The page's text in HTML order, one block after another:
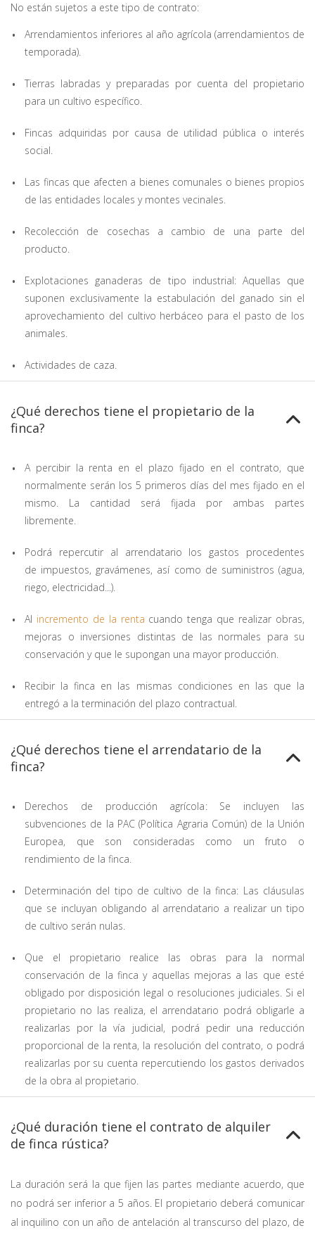
No están sujetos a este tipo de contrato:
Arrendamientos inferiores al año agrícola (arrendamientos de
temporada).
Tierras labradas y preparadas por cuenta del propietario
para un cultivo específico.
Fincas adquiridas por causa de utilidad pública o interés
social.
Las fincas que afecten a bienes comunales o bienes propios
de las entidades locales y montes vecinales.
Recolección de cosechas a cambio de una parte del
producto.
Explotaciones ganaderas de tipo industrial: Aquellas que
suponen exclusivamente la estabulación del ganado sin el
aprovechamiento del cultivo herbáceo para el pasto de los
animales.
Actividades de caza.
¿Qué derechos tiene el propietario de la
finca?
A percibir la renta en el plazo fijado en el contrato, que
normalmente serán los 5 primeros días del mes fijado en el
mismo. La cantidad será fijada por ambas partes
libremente.
Podrá repercutir al arrendatario los gastos procedentes
de impuestos, gravámenes, así como de suministros (agua,
riego, electricidad...).
Al incremento de la renta cuando tenga que realizar obras,
mejoras o inversiones distintas de las normales para su
conservación y que le supongan una mayor producción.
Recibir la finca en las mismas condiciones en las que la
entregó a la terminación del plazo contractual.
¿Qué derechos tiene el arrendatario de la
finca?
Derechos de producción agrícola: Se incluyen las
subvenciones de la PAC (Política Agraria Común) de la Unión
Europea, que son consideradas como un fruto o
rendimiento de la finca.
Determinación del tipo de cultivo de la finca: Las cláusulas
que se incluyan obligando al arrendatario a realizar un tipo
de cultivo serán nulas.
Que el propietario realice las obras para la normal
conservación de la finca y aquellas mejoras a las que esté
obligado por disposición legal o resoluciones judiciales. Si el
propietario no las realiza, el arrendatario podrá obligarle a
realizarlas por la vía judicial, podrá pedir una reducción
proporcional de la renta, la resolución del contrato, o podrá
realizarlas por su cuenta repercutiendo los gastos derivados
de la obra al propietario.
¿Qué duración tiene el contrato de alquiler
de finca rústica?
La duración será la que fijen las partes mediante acuerdo, que
no podrá ser inferior a 5 años. El propietario deberá comunicar
al inquilino con un año de antelación al transcurso del plazo, de